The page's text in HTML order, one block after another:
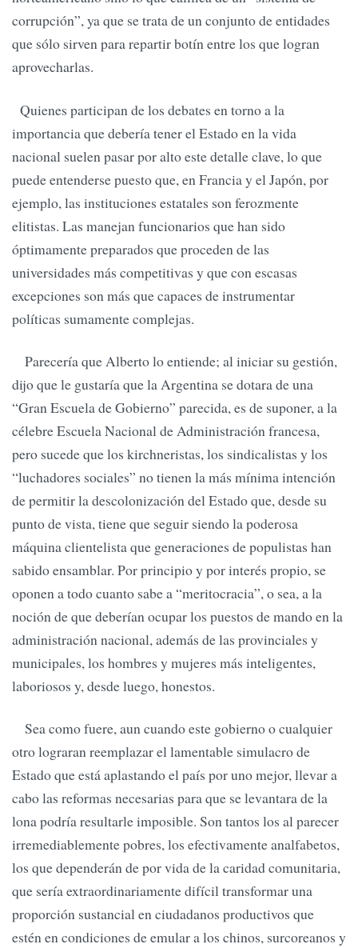
corrupción”, ya que se trata de un conjunto de entidades
que sólo sirven para repartir botín entre los que logran
aprovecharlas.
Quienes participan de los debates en torno a la
importancia que debería tener el Estado en la vida
nacional suelen pasar por alto este detalle clave, lo que
puede entenderse puesto que, en Francia y el Japón, por
ejemplo, las instituciones estatales son ferozmente
elitistas. Las manejan funcionarios que han sido
óptimamente preparados que proceden de las
universidades más competitivas y que con escasas
excepciones son más que capaces de instrumentar
políticas sumamente complejas.
Parecería que Alberto lo entiende; al iniciar su gestión,
dijo que le gustaría que la Argentina se dotara de una
“Gran Escuela de Gobierno” parecida, es de suponer, a la
célebre Escuela Nacional de Administración francesa,
pero sucede que los kirchneristas, los sindicalistas y los
“luchadores sociales” no tienen la más mínima intención
de permitir la descolonización del Estado que, desde su
punto de vista, tiene que seguir siendo la poderosa
máquina clientelista que generaciones de populistas han
sabido ensamblar. Por principio y por interés propio, se
oponen a todo cuanto sabe a “meritocracia”, o sea, a la
noción de que deberían ocupar los puestos de mando en la
administración nacional, además de las provinciales y
municipales, los hombres y mujeres más inteligentes,
laboriosos y, desde luego, honestos.
Sea como fuere, aun cuando este gobierno o cualquier
otro lograran reemplazar el lamentable simulacro de
Estado que está aplastando el país por uno mejor, llevar a
cabo las reformas necesarias para que se levantara de la
lona podría resultarle imposible. Son tantos los al parecer
irremediablemente pobres, los efectivamente analfabetos,
los que dependerán de por vida de la caridad comunitaria,
que sería extraordinariamente difícil transformar una
proporción sustancial en ciudadanos productivos que
estén en condiciones de emular a los chinos, surcoreanos y